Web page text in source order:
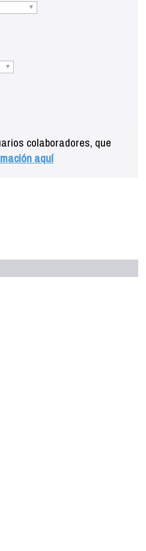
colaboradores, que
aquí